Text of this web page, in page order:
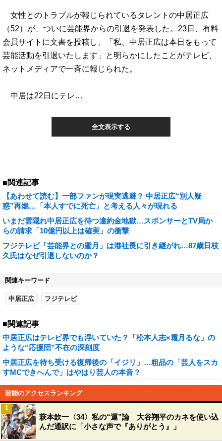
女性とのトラブルが報じられているタレントの中居正広
（52）が、ついに芸能界からの引退を発表した。23日、有料
会員サイトに文書を投稿し、「私、中居正広は本日をもって
芸能活動を引退いたします」と明らかにしたことがテレビ、
ネットメディアで一斉に報じられた。
中居は22日にテレ…
全文表示する
■関連記事
【あわせて読む】一部ファンが現実逃避？ 中居正広“別人疑
惑”再燃…「本人すでに死亡」と考える人々が現れる
いまだ雲隠れ中居正広を待つ違約金地獄…スポンサーとTV局か
らの請求「10億円以上は確実」の衝撃
フジテレビ「芸能界との蜜月」は港社長に引き継がれ…87歳日枝
久氏はなぜ引退しないのか？
関連キーワード
中居正広 フジテレビ
■関連記事
中居正広はテレビ界でも浮いていた？「松本人志×霜月るな」の
ような“応援団”不在の深刻度
中居正広を待ち受ける復帰後の「イジリ」…粗品の「芸人をスカ
すMCできへんで」はやはり芸人の本音？
芸能のアクセスランキング
萩本欽一〈34〉私の“運”論 大谷翔平のカネを使い込
んだ通訳に「小さな声で『ありがとう』」
1